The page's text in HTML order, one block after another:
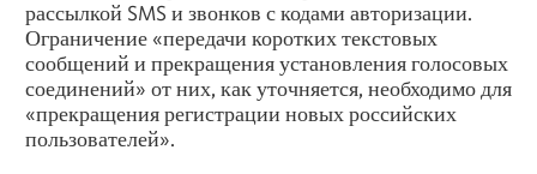
рассылкой SMS и звонков с кодами авторизации.
Ограничение «передачи коротких текстовых
сообщений и прекращения установления голосовых
соединений» от них, как уточняется, необходимо для
«прекращения регистрации новых российских
пользователей».